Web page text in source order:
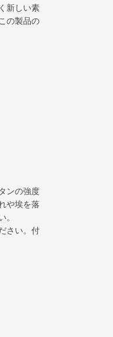
新しい素
の製品の
ンの強度
や埃を落
。
さい。付